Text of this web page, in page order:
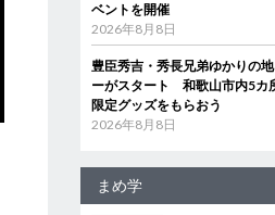
ベントを開催
2026年8月8日
豊臣秀吉・秀長兄弟ゆかりの
ーがスタート 和歌山市内5カ
限定グッズをもらおう
2026年8月8日
まめ学